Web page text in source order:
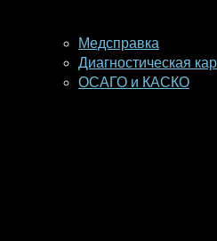
Медсправка
Диагностическая
ОСАГО и КАСКО